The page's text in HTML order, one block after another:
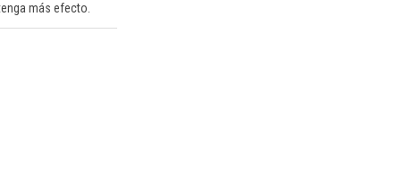
más efecto.